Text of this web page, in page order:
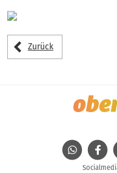
Zurück